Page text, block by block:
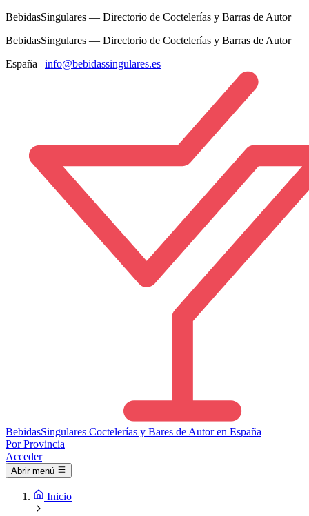
BebidasSingulares — Directorio de Coctelerías y Barras de Autor
BebidasSingulares — Directorio de Coctelerías y Barras de Autor
España | info@bebidassingulares.es
BebidasSingulares Coctelerías y Bares de Autor en España
Por Provincia
Acceder
Abrir menú
Inicio